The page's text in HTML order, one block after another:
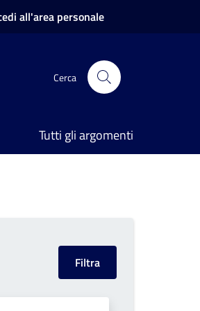
all'area personale
Cerca
Tutti gli argomenti